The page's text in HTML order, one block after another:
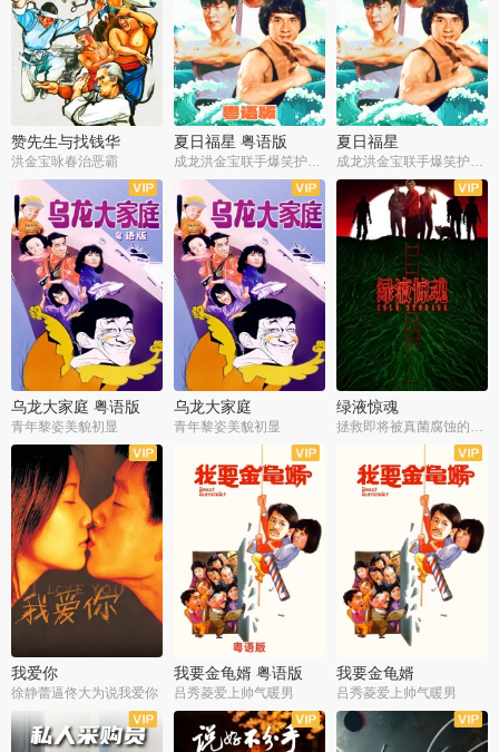
赞先生与找钱华
洪金宝咏春治恶霸
夏日福星 粤语版
成龙洪金宝联手爆笑护美女
夏日福星
成龙洪金宝联手爆笑护美女
乌龙大家庭 粤语版
青年黎姿美貌初显
乌龙大家庭
青年黎姿美貌初显
绿液惊魂
拯救即将被真菌腐蚀的世界
我爱你
徐静蕾逼佟大为说我爱你
我要金龟婿 粤语版
吕秀菱爱上帅气暖男
我要金龟婿
吕秀菱爱上帅气暖男